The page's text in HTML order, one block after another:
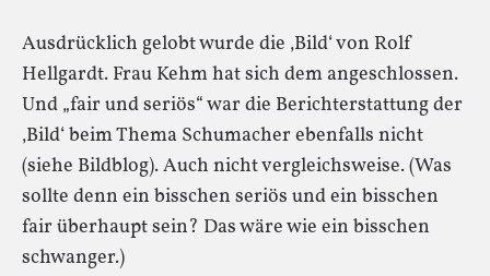
Ausdrücklich gelobt wurde die ‚Bild‘ von Rolf
Hellgardt. Frau Kehm hat sich dem angeschlossen.
Und „fair und seriös“ war die Berichterstattung der
‚Bild‘ beim Thema Schumacher ebenfalls nicht
(siehe Bildblog). Auch nicht vergleichsweise. (Was
sollte denn ein bisschen seriös und ein bisschen
fair überhaupt sein? Das wäre wie ein bisschen
schwanger.)